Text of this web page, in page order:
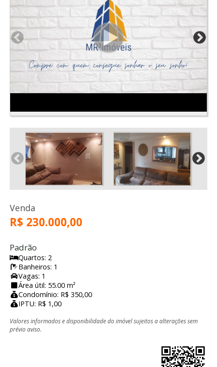
Venda
R$ 230.000,00
Padrão
Quartos: 2
Banheiros: 1
Vagas: 1
Área útil: 55.00 m²
Condomínio: R$ 350,00
IPTU: R$ 1,00
Valores informados e disponibilidade do imóvel sujeitos a alterações sem
prévio aviso.